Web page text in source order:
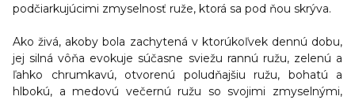
podčiarkujúcimi zmyselnosť ruže, ktorá sa pod ňou skrýva.
Ako živá, akoby bola zachytená v ktorúkoľvek dennú dobu,
jej silná vôňa evokuje súčasne sviežu rannú ružu, zelenú a
ľahko chrumkavú, otvorenú poludňajšiu ružu, bohatú a
hlbokú, a medovú večernú ružu so svojimi zmyselnými,